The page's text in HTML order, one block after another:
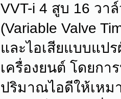
VVT-i 4 สูบ 16 วา
(Variable Valve
และไอเสียแบบแป
เครื่องยนต์ โดยก
ปริมาณไอดีให้เหม